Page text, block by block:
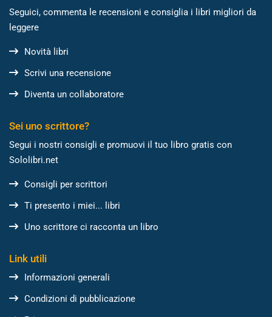
Seguici, commenta le recensioni e consiglia i libri migliori da
leggere
Novità libri
Scrivi una recensione
Diventa un collaboratore
Sei uno scrittore?
Segui i nostri consigli e promuovi il tuo libro gratis con
Sololibri.net
Consigli per scrittori
Ti presento i miei... libri
Uno scrittore ci racconta un libro
Link utili
Informazioni generali
Condizioni di pubblicazione